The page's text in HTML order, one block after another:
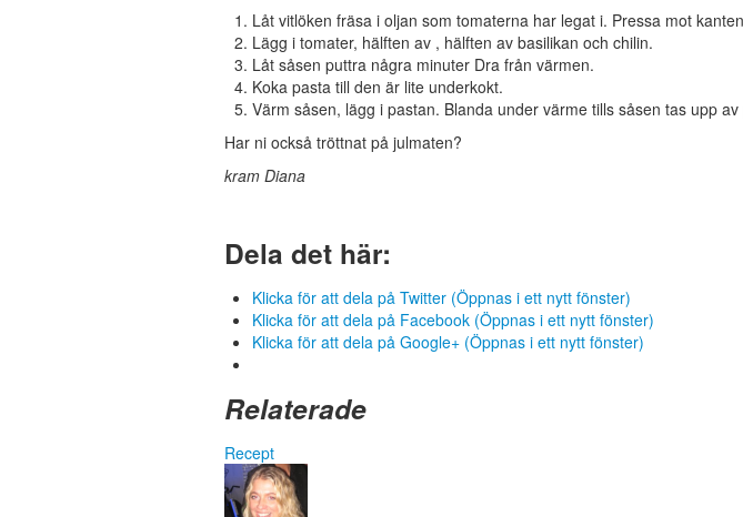
Låt vitlöken fräsa i oljan som tomaterna har legat i. Pressa mot
Lägg i tomater, hälften av , hälften av basilikan och chilin.
Låt såsen puttra några minuter Dra från värmen.
Koka pasta till den är lite underkokt.
Värm såsen, lägg i pastan. Blanda under värme tills såsen tas upp
Har ni också tröttnat på julmaten?
kram Diana
Dela det här:
Klicka för att dela på Twitter (Öppnas i ett nytt fönster)
Klicka för att dela på Facebook (Öppnas i ett nytt fönster)
Klicka för att dela på Google+ (Öppnas i ett nytt fönster)
Relaterade
Recept